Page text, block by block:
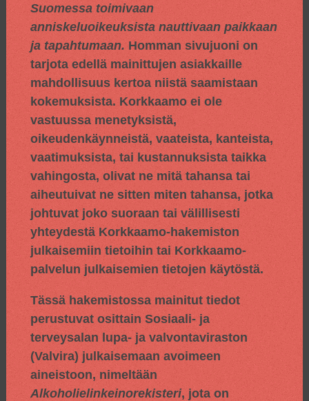
Suomessa toimivaan
anniskeluoikeuksista nauttivaan paikkaan
ja tapahtumaan. Homman sivujuoni on
tarjota edellä mainittujen asiakkaille
mahdollisuus kertoa niistä saamistaan
kokemuksista. Korkkaamo ei ole
vastuussa menetyksistä,
oikeudenkäynneistä, vaateista, kanteista,
vaatimuksista, tai kustannuksista taikka
vahingosta, olivat ne mitä tahansa tai
aiheutuivat ne sitten miten tahansa, jotka
johtuvat joko suoraan tai välillisesti
yhteydestä Korkkaamo-hakemiston
julkaisemiin tietoihin tai Korkkaamo-
palvelun julkaisemien tietojen käytöstä.
Tässä hakemistossa mainitut tiedot
perustuvat osittain Sosiaali- ja
terveysalan lupa- ja valvontaviraston
(Valvira) julkaisemaan avoimeen
aineistoon, nimeltään
Alkoholielinkeinorekisteri, jota on